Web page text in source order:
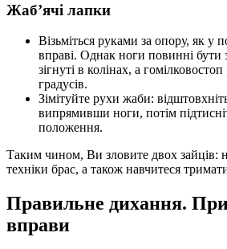
Жаб’ячі лапки
Візьміться руками за опору, як у
вправі. Однак ноги повинні бути
зігнуті в колінах, а
градусів.
Зімітуйте рухи жаби:
випрямивши ноги, потім
положення.
Таким чином, Ви зловите двох зайців:
техніки брас, а також навчитеся
Правильне дихання.
вправи